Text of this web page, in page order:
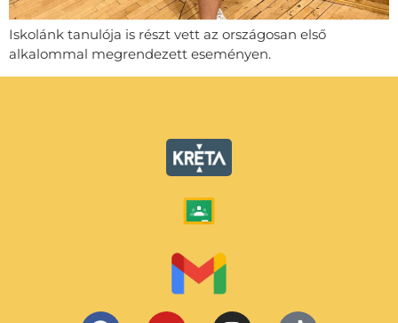
Iskolánk tanulója is részt vett az országosan első
alkalommal megrendezett eseményen.